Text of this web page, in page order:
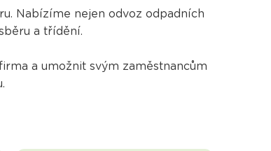
Nabízíme nejen odvoz odpadních
a třídění.
a umožnit svým zaměstnancům